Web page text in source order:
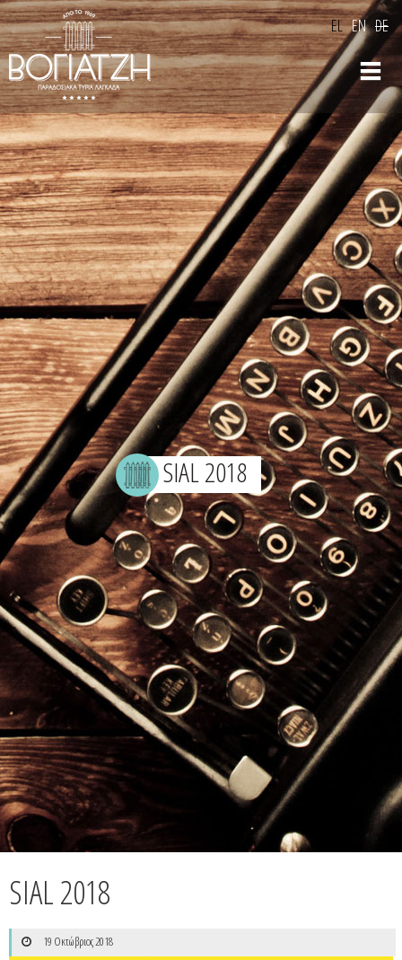
Παράκαμψη
προς το
κυρίως
περιεχόμενο
EL EN DE
SIAL 2018
SIAL 2018
19 Οκτώβριος 2018